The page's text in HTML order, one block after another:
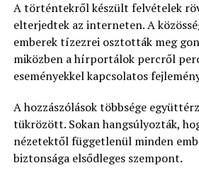
A történtekről készült felvételek
elterjedtek az interneten. A
emberek tízezrei osztották meg
miközben a hírportálok percről
eseményekkel kapcsolatos
A hozzászólások többsége
tükrözött. Sokan hangsúlyozták,
nézetektől függetlenül minden
biztonsága elsődleges szempont.